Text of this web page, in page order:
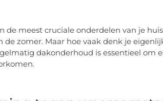
de meest cruciale onderdelen van je
de zomer. Maar hoe vaak denk je
dakonderhoud is essentieel